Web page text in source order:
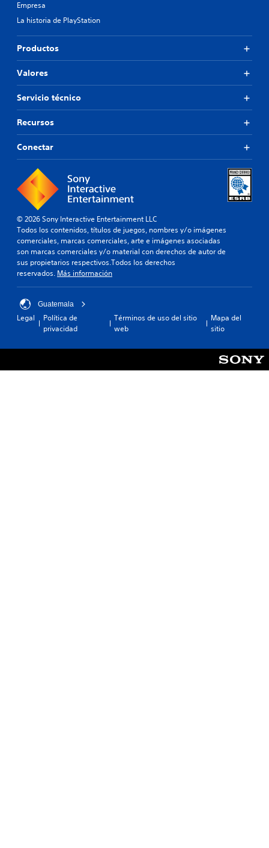
Empresa
La historia de PlayStation
Productos
Valores
Servicio técnico
Recursos
Conectar
© 2026 Sony Interactive Entertainment LLC
Todos los contenidos, títulos de juegos, nombres y/o imágenes
comerciales, marcas comerciales, arte e imágenes asociadas
son marcas comerciales y/o material con derechos de autor de
sus propietarios respectivos.Todos los derechos
reservados. Más información
Guatemala
Legal
Política de
privacidad
Términos de uso del sitio
web
Mapa del
sitio